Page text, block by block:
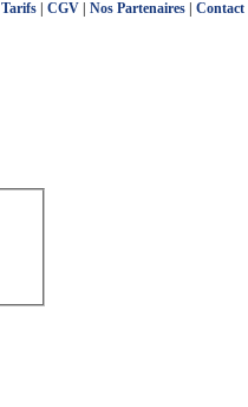
Tarifs CGV Nos Partenaires Contact